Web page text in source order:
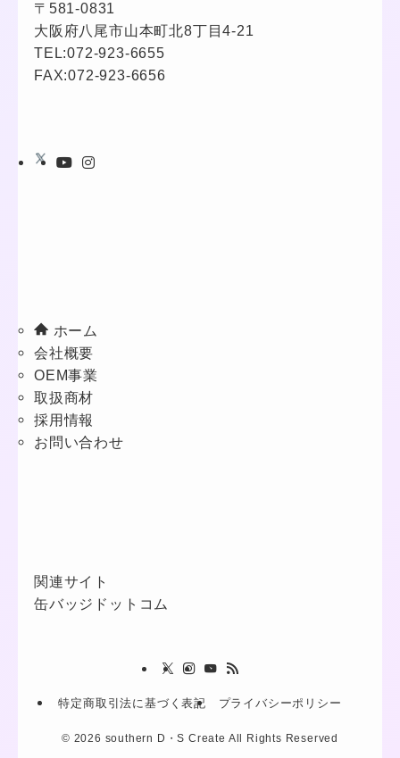
〒581-0831
大阪府八尾市山本町北8丁目4-21
TEL:072-923-6655
FAX:072-923-6656
❤
ホーム
会社概要
OEM事業
取扱商材
採用情報
お問い合わせ
関連サイト
缶バッジドットコム
特定商取引法に基づく表記 プライバシーポリシー
© 2026 southern D・S Create All Rights Reserved